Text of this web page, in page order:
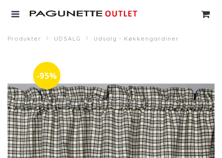
Produkter UDSALG Udsalg - Køkkengardiner
-95%